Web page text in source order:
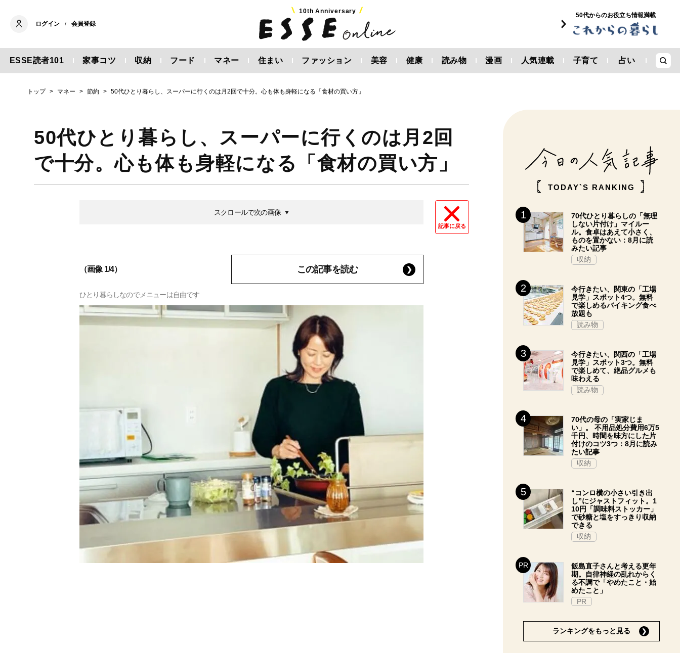
ログイン / 会員登録
10th Anniversary
50代からのお役立ち情報満載
ESSE読者101 家事コツ 収納 フード マネー 住まい ファッション 美容 健康 読み物 漫画 人気連載 子育て 占い
トップ マネー 節約 50代ひとり暮らし、スーパーに行くのは月2回で十分。心も体も身軽になる「食材の買い方」
50代ひとり暮らし、スーパーに行くのは月2回
で十分。心も体も身軽になる「食材の買い方」
記事に戻る
スクロールで次の画像
（画像 1/4） この記事を読む
ひとり暮らしなのでメニューは自由です
TODAY`S RANKING
70代ひとり暮らしの「無理
しない片付け」マイルー
ル。食卓はあえて小さく、
ものを置かない：8月に読
みたい記事
収納
今行きたい、関東の「工場
見学」スポット4つ。無料
で楽しめるバイキング食べ
放題も
読み物
今行きたい、関西の「工場
見学」スポット3つ。無料
で楽しめて、絶品グルメも
味わえる
読み物
70代の母の「実家じま
い」。 不用品処分費用6万5
千円、時間を味方にした片
付けのコツ3つ：8月に読み
たい記事
収納
“コンロ横の小さい引き出
し”にジャストフィット。1
10円「調味料ストッカー」
で砂糖と塩をすっきり収納
できる
収納
飯島直子さんと考える更年
期。自律神経の乱れからく
る不調で「やめたこと・始
めたこと」
PR
ランキングをもっと見る